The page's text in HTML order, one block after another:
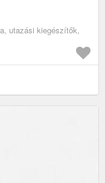
utazási kiegészítők,